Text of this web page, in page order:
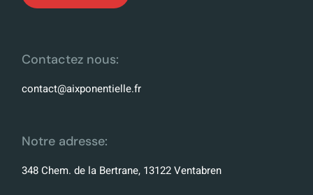
Contactez nous:
contact@aixponentielle.fr
Notre adresse:
348 Chem. de la Bertrane, 13122 Ventabren